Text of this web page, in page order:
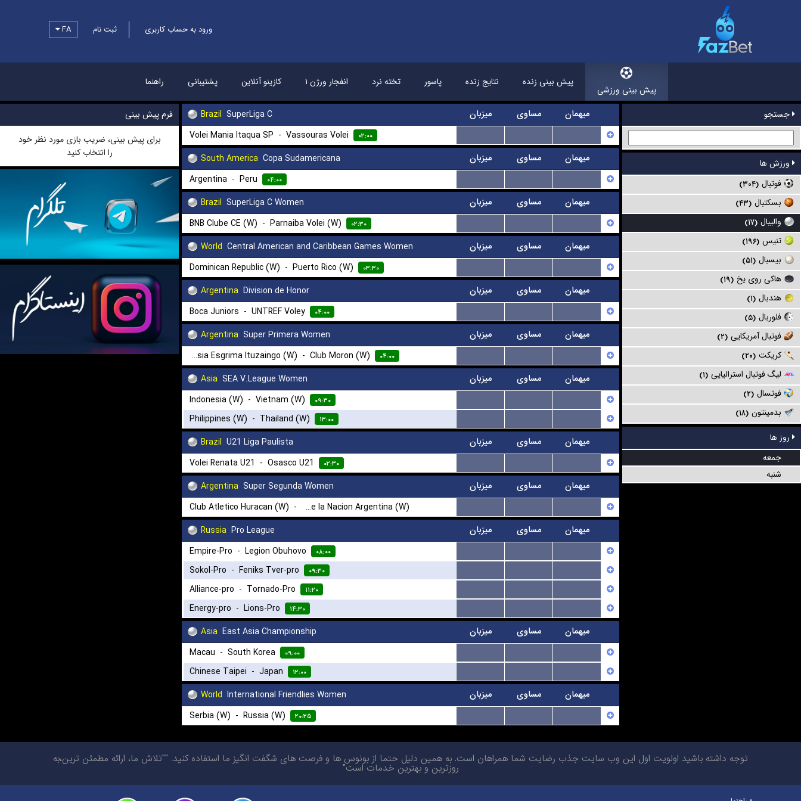
ورود به حساب کاربری ثبت نام FA
پیش بینی ورزشی
پیش بینی زنده نتایج زنده پاسور تخته نرد انفجار ورژن ۱ کازینو آنلاین پشتیبانی راهنما
جستجو
ورزش ها
فوتبال (۳۰۴)
بسکتبال (۴۳)
والیبال (۱۷)
تنیس (۱۹۶)
بیسبال (۵۱)
هاکی روی یخ (۱۹)
هندبال (۱)
فلوربال (۵)
فوتبال آمریکایی (۲)
کریکت (۲۰)
لیگ فوتبال استرالیایی (۱)
فوتسال (۲)
بدمینتون (۱۸)
روز ها
جمعه
شنبه
Brazil SuperLiga C میزبان مساوی
میهمان
Volei Mania Itaqua SP - Vassouras Volei ۰۲:۰۰
South America Copa Sudamericana میزبان مساوی
میهمان
Argentina - Peru ۰۴:۰۰
Brazil SuperLiga C Women میزبان مساوی
میهمان
BNB Clube CE (W) - Parnaiba Volei (W) ۰۲:۳۰
World Central American and Caribbean Games Women میزبان مساوی
میهمان
Dominican Republic (W) - Puerto Rico (W) ۰۳:۳۰
Argentina Division de Honor میزبان مساوی
میهمان
Boca Juniors - UNTREF Voley ۰۴:۰۰
Argentina Super Primera Women میزبان مساوی
میهمان
Gimnasia Esgrima Ituzaingo (W)
- Club Moron (W) ۰۴:۰۰
Asia SEA V.League Women میزبان مساوی
میهمان
Indonesia (W) - Vietnam (W) ۰۹:۳۰
Philippines (W) - Thailand (W) ۱۳:۰۰
Brazil U21 Liga Paulista میزبان مساوی
میهمان
Volei Renata U21 - Osasco U21 ۰۲:۳۰
Argentina Super Segunda Women میزبان مساوی
میهمان
Club Atletico Huracan (W) - Banco de la Nacion Argentina (W)
۰۴:۰۰
Russia Pro League میزبان مساوی
میهمان
Empire-Pro - Legion Obuhovo ۰۸:۰۰
Sokol-Pro - Feniks Tver-pro ۰۹:۳۰
Alliance-pro - Tornado-Pro ۱۱:۲۰
Energy-pro - Lions-Pro ۱۴:۳۰
Asia East Asia Championship میزبان مساوی
میهمان
Macau - South Korea ۰۹:۰۰
Chinese Taipei - Japan ۱۲:۰۰
World International Friendlies Women میزبان مساوی
میهمان
Serbia (W) - Russia (W) ۲۰:۲۵
فرم پیش بینی
برای پیش بینی، ضریب بازی مورد نظر خود
را انتخاب کنید
توجه داشته باشید اولویت اول این وب سایت جذب رضایت شما همراهان است. به همین دلیل حتما از بونوس ها و فرصت های شگفت انگیز ما استفاده کنید. ""تلاش ما، ارائه مطمئن ترین،به
روزترین و بهترین خدمات است"